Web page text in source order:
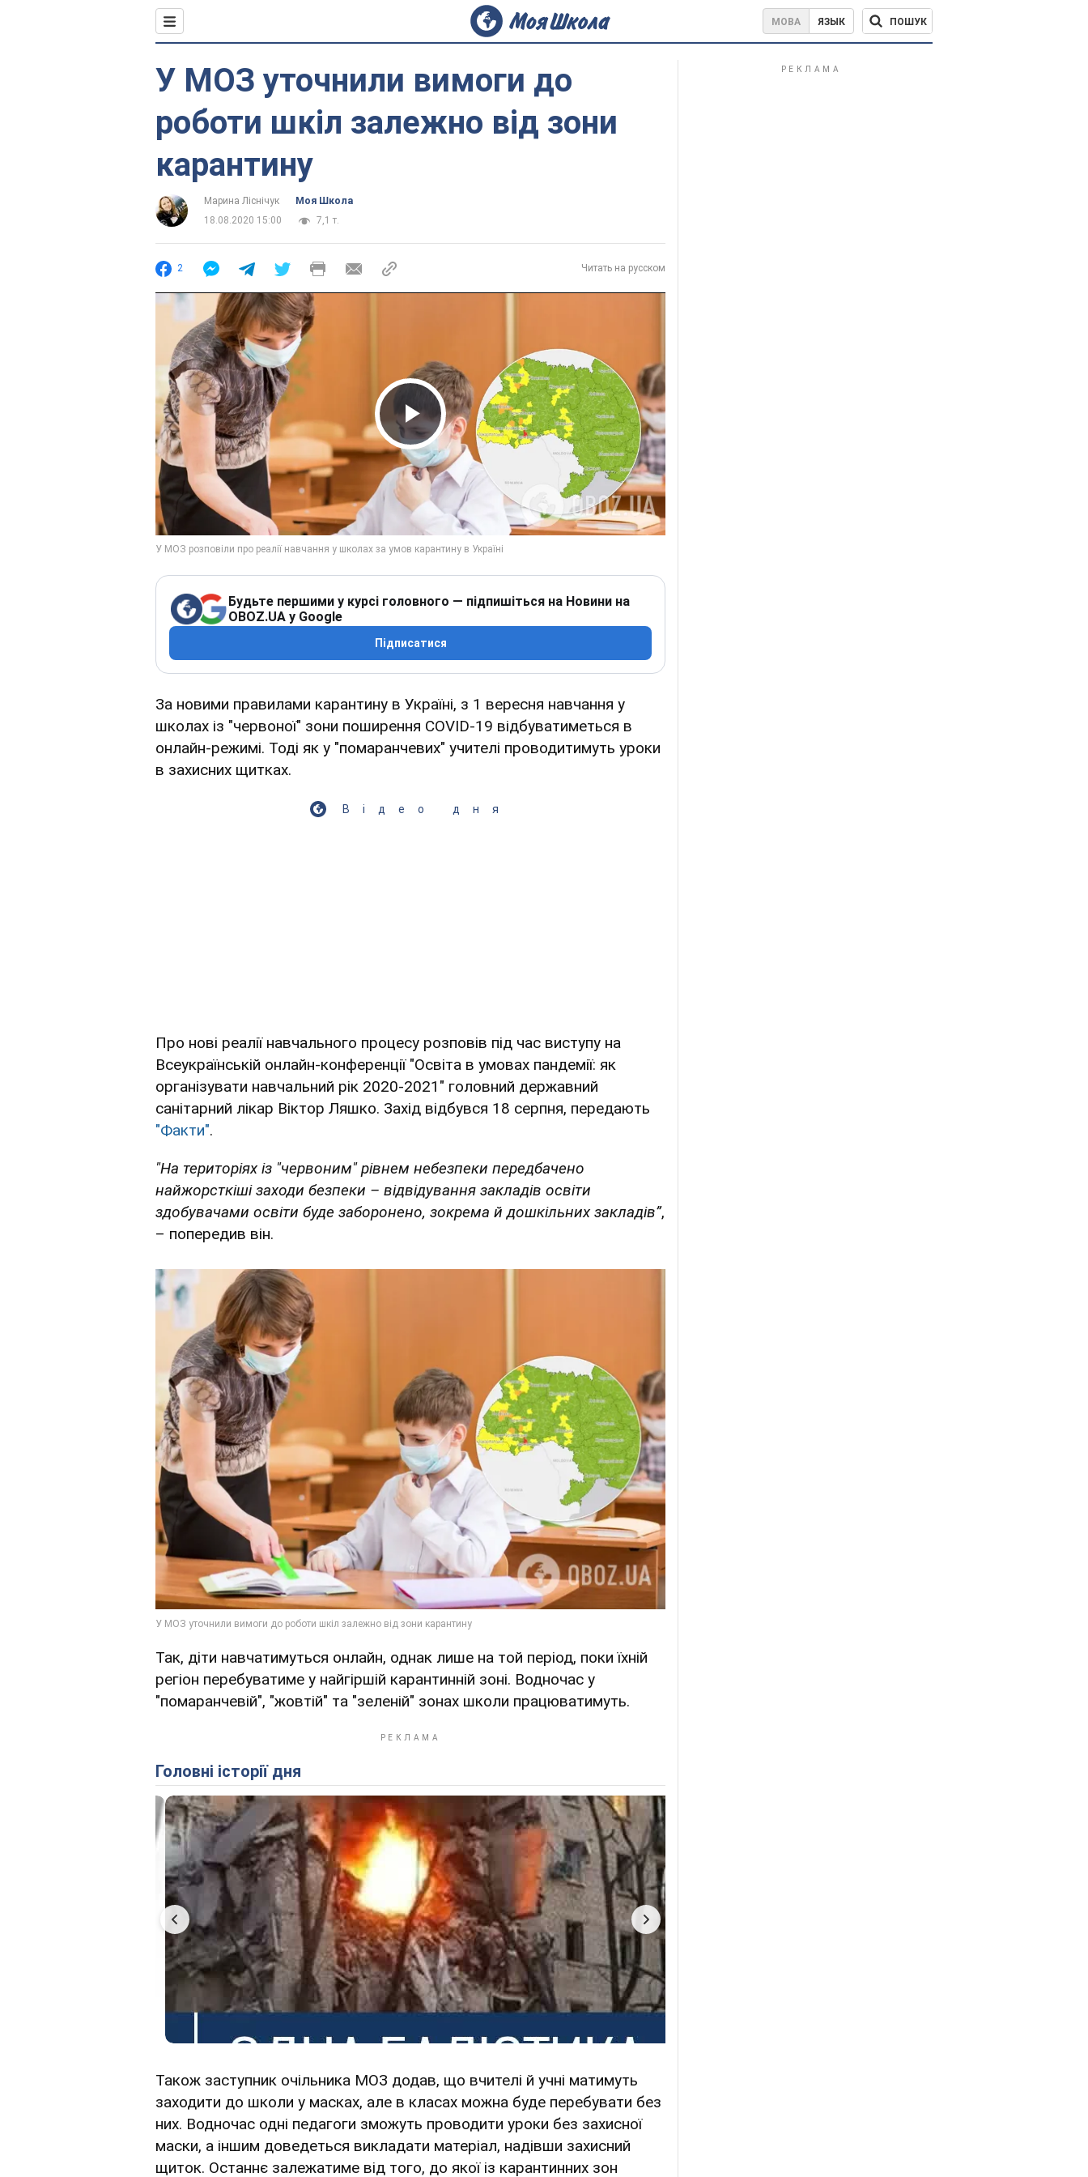
МОВА ЯЗЫК ПОШУК
У МОЗ уточнили вимоги до
роботи шкіл залежно від зони
карантину
Марина Ліснічук
Моя Школа
18.08.2020 15:00
7,1 т.
2 Читать на русском
Play Video
Будьте першими у курсі головного — підпишіться на Новини на
OBOZ.UA у Google
Підписатися
За новими правилами карантину в Україні, з 1 вересня навчання у
школах із "червоної" зони поширення COVID-19 відбуватиметься в
онлайн-режимі. Тоді як у "помаранчевих" учителі проводитимуть уроки
в захисних щитках.
Відео дня
Про нові реалії навчального процесу розповів під час виступу на
Всеукраїнській онлайн-конференції "Освіта в умовах пандемії: як
організувати навчальний рік 2020-2021" головний державний
санітарний лікар Віктор Ляшко. Захід відбувся 18 серпня, передають
"Факти".
"На територіях із "червоним" рівнем небезпеки передбачено
найжорсткіші заходи безпеки – відвідування закладів освіти
здобувачами освіти буде заборонено, зокрема й дошкільних закладів”,
– попередив він.
Так, діти навчатимуться онлайн, однак лише на той період, поки їхній
регіон перебуватиме у найгіршій карантинній зоні. Водночас у
"помаранчевій", "жовтій" та "зеленій" зонах школи працюватимуть.
Головні історії дня
Також заступник очільника МОЗ додав, що вчителі й учні матимуть
заходити до школи у масках, але в класах можна буде перебувати без
них. Водночас одні педагоги зможуть проводити уроки без захисної
маски, а іншим доведеться викладати матеріал, надівши захисний
щиток. Останнє залежатиме від того, до якої із карантинних зон